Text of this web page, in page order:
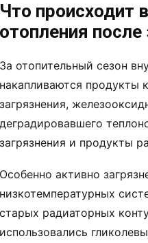
Что происходит
отопления
За отопительный сезон
накапливаются продукты
загрязнения,
деградировавшего
загрязнения и продукты
Особенно активно
низкотемпературных
старых радиаторных
использовались